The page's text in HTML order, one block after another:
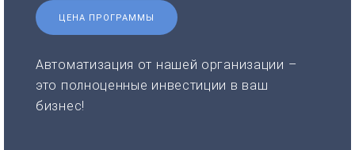
ЦЕНА ПРОГРАММЫ
Автоматизация от нашей организации –
это полноценные инвестиции в ваш
бизнес!